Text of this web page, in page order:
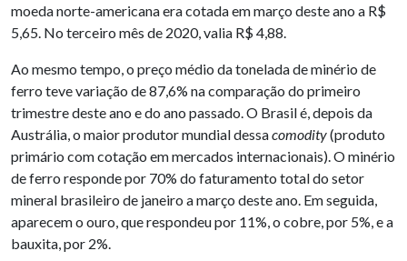
moeda norte-americana era cotada em março deste ano a R$
5,65. No terceiro mês de 2020, valia R$ 4,88.
Ao mesmo tempo, o preço médio da tonelada de minério de
ferro teve variação de 87,6% na comparação do primeiro
trimestre deste ano e do ano passado. O Brasil é, depois da
Austrália, o maior produtor mundial dessacomodity(produto
primário com cotação em mercados internacionais). O minério
de ferro responde por 70% do faturamento total do setor
mineral brasileiro de janeiro a março deste ano. Em seguida,
aparecem o ouro, que respondeu por 11%, o cobre, por 5%, e a
bauxita, por 2%.